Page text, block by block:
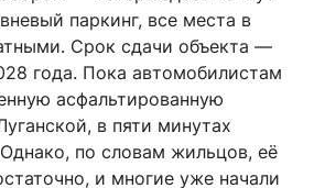
паркинг, все места в
Срок сдачи объекта —
года. Пока автомобилистам
асфальтированную
в пяти минутах
по словам жильцов, её
и многие уже начали